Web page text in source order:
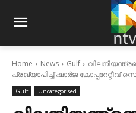
Home News Gulf
പ്രഖ്യാപിച്ച് ഷാര്‍ജ കോപ്പറേറ്റീവ്
Gulf Uncategorised